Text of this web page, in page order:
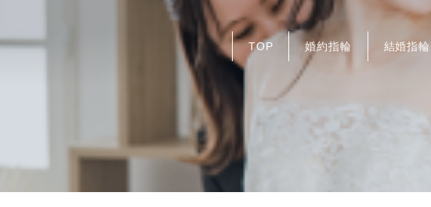
TOP 婚約指輪 結婚指輪